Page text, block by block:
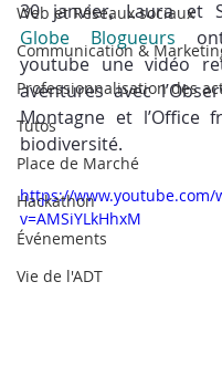
Web et Réseaux sociaux
Communication &
Professionnalisation des
Tutos
Place de Marché
Hackathon
Événements
Vie de l'ADT
Globe Blogueurs
youtube une vidéo
aventures avec
Montagne et l’Office
biodiversité.
https://www.youtube.com/
v=AMSiYLkHhxM